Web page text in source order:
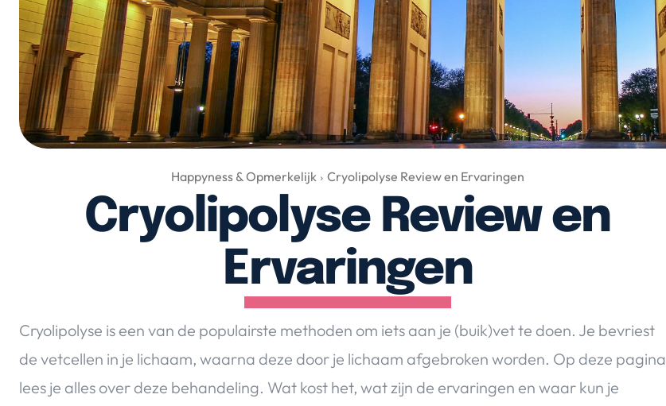
Nieuws & Media
Happyness & Opmerkelijk Cryolipolyse Review en Ervaringen
Cryolipolyse Review en
Ervaringen
Cryolipolyse is een van de populairste methoden om iets aan je (buik)vet te doen. Je bevriest
de vetcellen in je lichaam, waarna deze door je lichaam afgebroken worden. Op deze pagina
lees je alles over deze behandeling. Wat kost het, wat zijn de ervaringen en waar kun je